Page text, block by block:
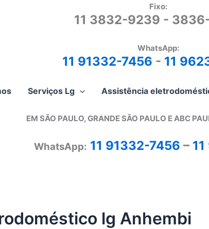
Fixo:
11 3832-9239 -
WhatsApp:
11 91332-7456 - 11
Serviços Lg Assistência
EM SÃO PAULO, GRANDE SÃO PAULO E ABC
WhatsApp: 11 91332-7456 –
lg Anhembi